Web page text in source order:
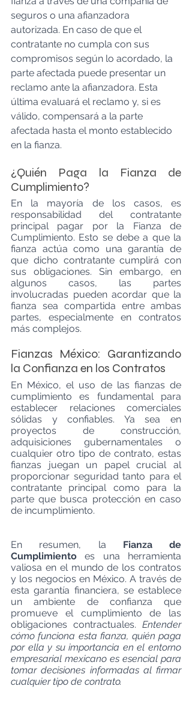
seguros o una afianzadora
autorizada. En caso de que el
contratante no cumpla con sus
compromisos según lo acordado, la
parte afectada puede presentar un
reclamo ante la afianzadora. Esta
última evaluará el reclamo y, si es
válido, compensará a la parte
afectada hasta el monto establecido
en la fianza.
¿Quién Paga la Fianza de
Cumplimiento?
En la mayoría de los casos, es
responsabilidad del contratante
principal pagar por la Fianza de
Cumplimiento. Esto se debe a que la
fianza actúa como una garantía de
que dicho contratante cumplirá con
sus obligaciones. Sin embargo, en
algunos casos, las partes
involucradas pueden acordar que la
fianza sea compartida entre ambas
partes, especialmente en contratos
más complejos.
Fianzas México: Garantizando
la Confianza en los Contratos
En México, el uso de las fianzas de
cumplimiento es fundamental para
establecer relaciones comerciales
sólidas y confiables. Ya sea en
proyectos de construcción,
adquisiciones gubernamentales o
cualquier otro tipo de contrato, estas
fianzas juegan un papel crucial al
proporcionar seguridad tanto para el
contratante principal como para la
parte que busca protección en caso
de incumplimiento.
En resumen, la Fianza de
Cumplimiento es una herramienta
valiosa en el mundo de los contratos
y los negocios en México. A través de
esta garantía financiera, se establece
un ambiente de confianza que
promueve el cumplimiento de las
obligaciones contractuales. Entender
cómo funciona esta fianza, quién paga
por ella y su importancia en el entorno
empresarial mexicano es esencial para
tomar decisiones informadas al firmar
cualquier tipo de contrato.